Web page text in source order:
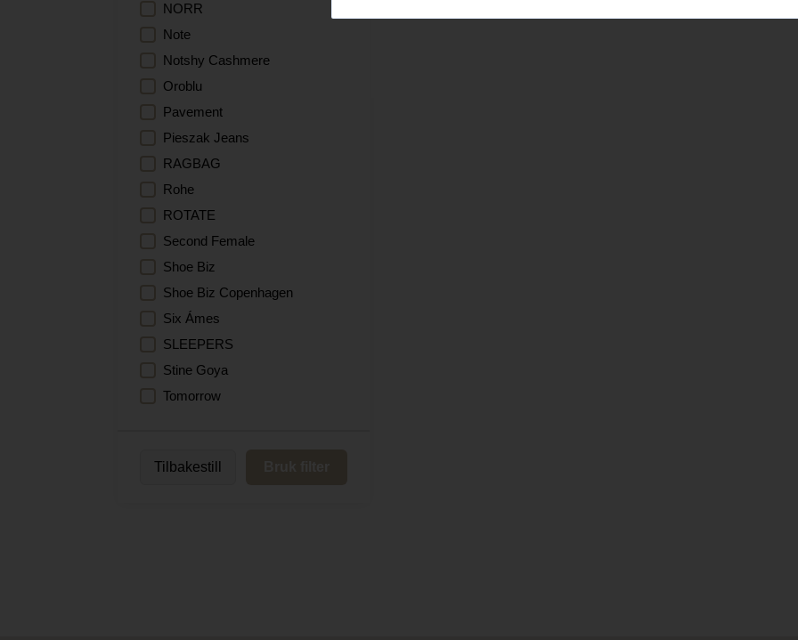
NORR
Note
Notshy Cashmere
Oroblu
Pavement
Pieszak Jeans
RAGBAG
Rohe
ROTATE
Second Female
Shoe Biz
Shoe Biz Copenhagen
Six Ámes
SLEEPERS
Stine Goya
Tomorrow
Tilbakestill